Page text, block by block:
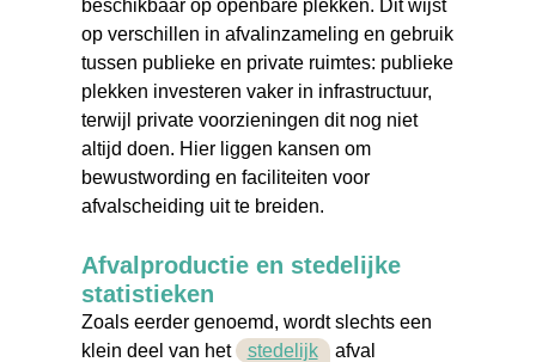
beschikbaar op openbare plekken. Dit wijst
op verschillen in afvalinzameling en gebruik
tussen publieke en private ruimtes: publieke
plekken investeren vaker in infrastructuur,
terwijl private voorzieningen dit nog niet
altijd doen. Hier liggen kansen om
bewustwording en faciliteiten voor
afvalscheiding uit te breiden.
Afvalproductie en stedelijke
statistieken
Zoals eerder genoemd, wordt slechts een
klein deel van het
stedelijk afval